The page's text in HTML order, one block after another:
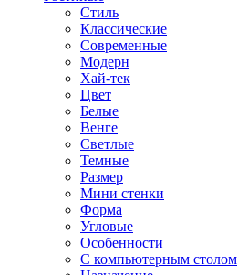
Стиль
Классические
Современные
Модерн
Хай-тек
Цвет
Белые
Венге
Светлые
Темные
Размер
Мини стенки
Форма
Угловые
Особенности
С компьютерным столом